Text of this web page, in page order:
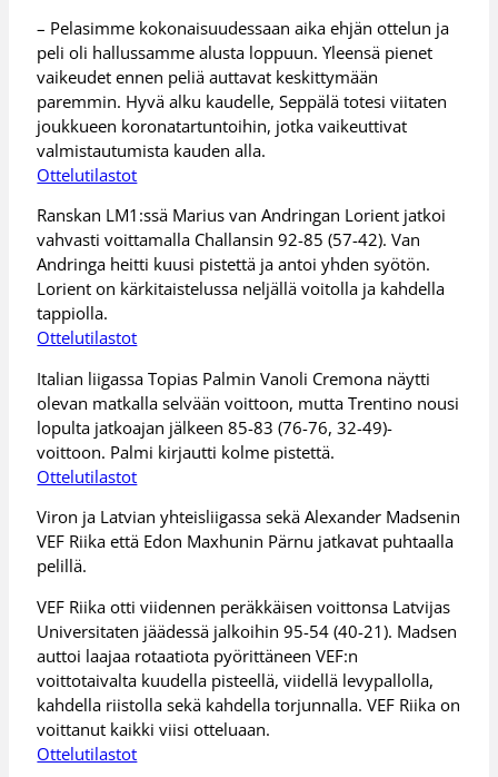
– Pelasimme kokonaisuudessaan aika ehjän ottelun ja
peli oli hallussamme alusta loppuun. Yleensä pienet
vaikeudet ennen peliä auttavat keskittymään
paremmin. Hyvä alku kaudelle, Seppälä totesi viitaten
joukkueen koronatartuntoihin, jotka vaikeuttivat
valmistautumista kauden alla.
Ottelutilastot
Ranskan LM1:ssä Marius van Andringan Lorient jatkoi
vahvasti voittamalla Challansin 92-85 (57-42). Van
Andringa heitti kuusi pistettä ja antoi yhden syötön.
Lorient on kärkitaistelussa neljällä voitolla ja kahdella
tappiolla.
Ottelutilastot
Italian liigassa Topias Palmin Vanoli Cremona näytti
olevan matkalla selvään voittoon, mutta Trentino nousi
lopulta jatkoajan jälkeen 85-83 (76-76, 32-49)-
voittoon. Palmi kirjautti kolme pistettä.
Ottelutilastot
Viron ja Latvian yhteisliigassa sekä Alexander Madsenin
VEF Riika että Edon Maxhunin Pärnu jatkavat puhtaalla
pelillä.
VEF Riika otti viidennen peräkkäisen voittonsa Latvijas
Universitaten jäädessä jalkoihin 95-54 (40-21). Madsen
auttoi laajaa rotaatiota pyörittäneen VEF:n
voittotaivalta kuudella pisteellä, viidellä levypallolla,
kahdella riistolla sekä kahdella torjunnalla. VEF Riika on
voittanut kaikki viisi otteluaan.
Ottelutilastot